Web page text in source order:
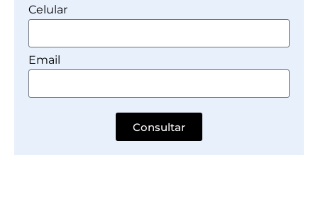
Celular
Email
Consultar